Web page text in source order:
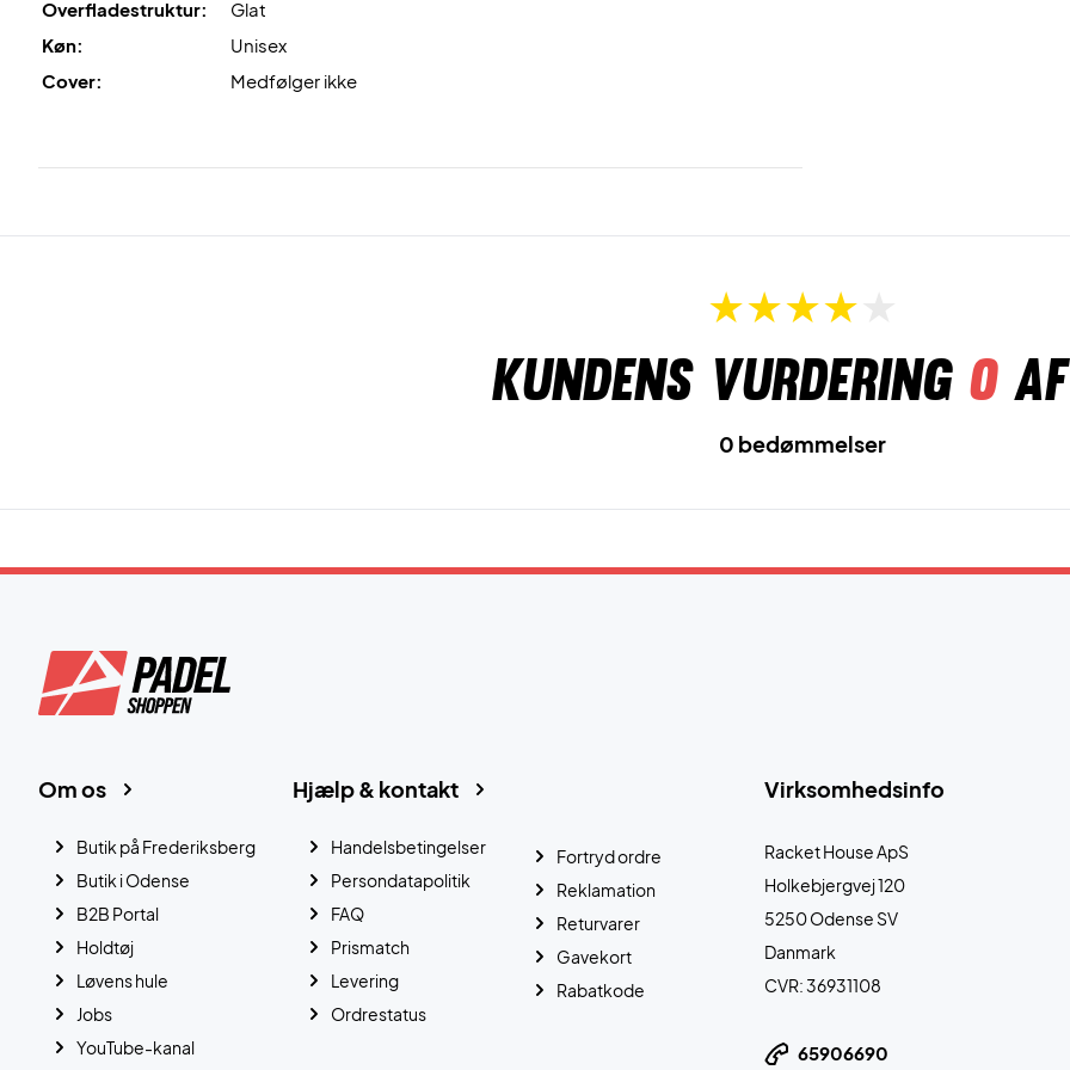
Overfladestruktur:
Glat
Køn:
Unisex
Cover:
Medfølger ikke
Kundens vurdering 0af
0 bedømmelser
Virksomhedsinfo
Racket House ApS
Holkebjergvej 120
5250 Odense SV
Danmark
CVR: 36931108
65906690
Hjælp & kontakt
Handelsbetingelser
Persondatapolitik
FAQ
Prismatch
Levering
Ordrestatus
Fortryd ordre
Reklamation
Returvarer
Gavekort
Rabatkode
Om os
Butik på Frederiksberg
Butik i Odense
B2B Portal
Holdtøj
Løvens hule
Jobs
YouTube-kanal